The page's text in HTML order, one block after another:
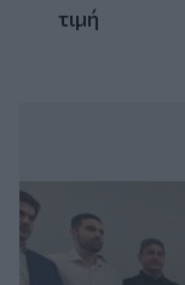
τιμή